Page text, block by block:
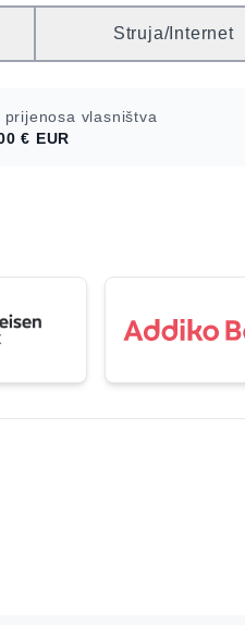
Struja/Internet
prijenosa vlasništva
€ EUR